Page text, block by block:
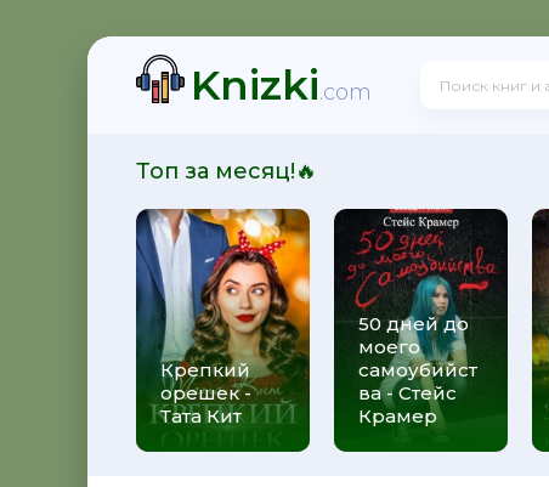
Knizki.com
Топ за месяц!🔥
Крепкий
орешек -
Тата Кит
50 дней до
моего
самоубийст
ва - Стейс
Крамер
посмотрим, кто из нас попал! - Франциска Вудворт
посмотрим, кто из нас попал! - Франциска Вудворт